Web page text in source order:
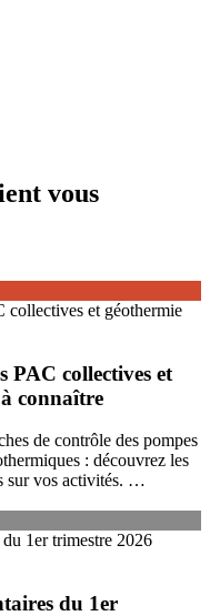
vous
PAC collectives et
connaître
de contrôle des pompes
: découvrez les
sur vos activités. …
du 1er